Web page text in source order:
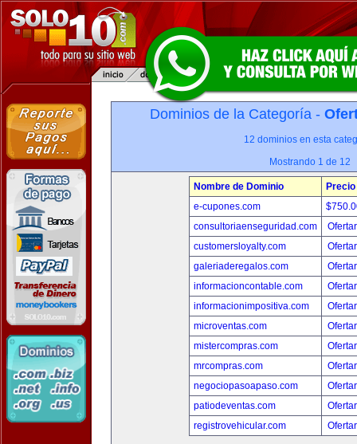
Dominios de la Categoría -
12 dominios en esta
Mostrando 1 de 12
Nombre de Dominio
Precio
e-cupones.com
consultoriaenseguridad.com
customersloyalty.com
galeriaderegalos.com
informacioncontable.com
informacionimpositiva.com
microventas.com
mistercompras.com
mrcompras.com
negociopasoapaso.com
patiodeventas.com
registrovehicular.com